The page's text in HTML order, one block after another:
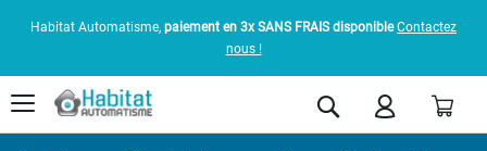
Habitat Automatisme, paiement en 3x SANS FRAIS disponible Contactez
nous !
Rechercher